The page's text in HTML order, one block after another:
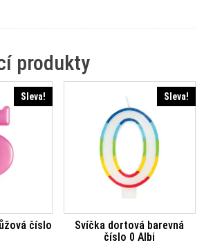
produkty
Sleva!
číslo
Sleva!
Svíčka dortová barevná
číslo 0 Albi